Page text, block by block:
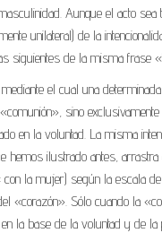
Aunque el acto
unilateral) de la
siguientes de la misma frase
el cual una
sino
en la voluntad. La misma
hemos ilustrado antes,
la mujer) según la escala
«corazón». Sólo cuando la
la base de la voluntad y de